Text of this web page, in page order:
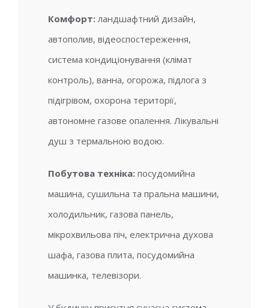
Комфорт:ландшафтний дизайн,
автополив, відеоспостереження,
система кондиціонування (клімат
контроль), ванна, огорожа, підлога з
підігрівом, охорона території,
автономне газове опалення. Лікувальні
душ з термальною водою.
Побутова техніка: посудомийна
машина, сушильна та пральна машини,
холодильник, газова панель,
мікрохвильова піч, електрична духова
шафа, газова плита, посудомийна
машинка, телевізори.